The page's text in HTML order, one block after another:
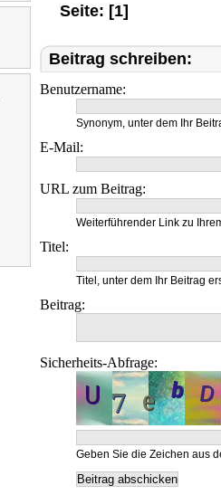
Seite: [1]
Beitrag schreiben:
Benutzername:
Synonym, unter dem Ihr
E-Mail:
URL zum Beitrag:
Weiterführender Link zu
Titel:
Titel, unter dem Ihr Beitrag
Beitrag:
Sicherheits-Abfrage:
Geben Sie die Zeichen aus